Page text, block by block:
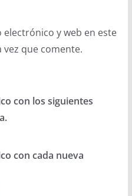
y web en este
que comente.
con los siguientes
con cada nueva